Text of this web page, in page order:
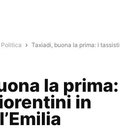
Taxiadi, buona la prima: i tassisti
la prima:
in